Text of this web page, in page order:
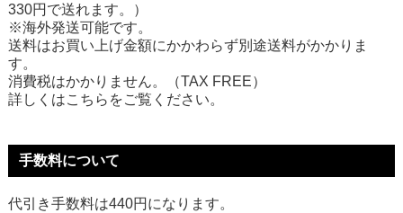
330円で送れます。）
※海外発送可能です。
送料はお買い上げ金額にかかわらず別途送料がかかりま
す。
消費税はかかりません。（TAX FREE）
詳しくはこちらをご覧ください。
手数料について
代引き手数料は440円になります。